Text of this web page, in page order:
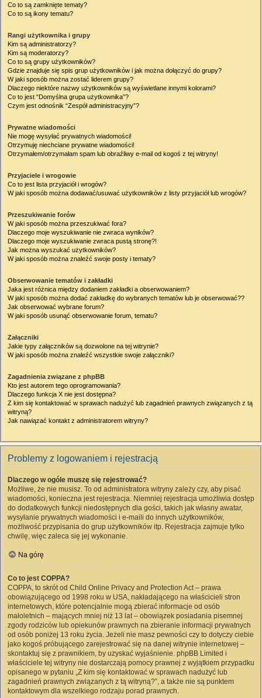
Co to są zamknięte tematy?
Co to są ikony tematu?
Rangi użytkownika i grupy
Kim są administratorzy?
Kim są moderatorzy?
Co to są grupy użytkowników?
Gdzie znajduje się spis grup użytkowników i jak można dołączyć do grupy?
W jaki sposób można zostać liderem grupy?
Dlaczego niektóre nazwy użytkowników są wyświetlane innymi kolorami?
Co to jest “Domyślna grupa użytkownika”?
Czym jest odnośnik “Zespół administracyjny”?
Prywatne wiadomości
Nie mogę wysyłać prywatnych wiadomości!
Otrzymuję niechciane prywatne wiadomości!
Otrzymałem/otrzymałam spam lub obraźliwy e-mail od kogoś z tej witryny!
Przyjaciele i wrogowie
Co to jest lista przyjaciół i wrogów?
W jaki sposób można dodawać/usuwać użytkowników z listy przyjaciół lub wrogów?
Przeszukiwanie forów
W jaki sposób można przeszukiwać fora?
Dlaczego moje wyszukiwanie nie zwraca wyników?
Dlaczego moje wyszukiwanie zwraca pustą stronę?!
Jak można wyszukać użytkowników?
W jaki sposób można znaleźć swoje posty i tematy?
Obserwowanie tematów i zakładki
Jaka jest różnica między dodaniem zakładki a obserwowaniem?
W jaki sposób można dodać zakładkę do wybranych tematów lub je obserwować??
Jak obserwować wybrane forum?
W jaki sposób usunąć obserwowanie forum, tematu?
Załączniki
Jakie typy załączników są dozwolone na tej witrynie?
W jaki sposób można znaleźć wszystkie swoje załączniki?
Zagadnienia związane z phpBB
Kto jest autorem tego oprogramowania?
Dlaczego funkcja X nie jest dostępna?
Z kim się kontaktować w sprawach nadużyć lub zagadnień prawnych związanych z tą
witryną?
Jak nawiązać kontakt z administratorem witryny?
Problemy z logowaniem i rejestracją
Dlaczego w ogóle muszę się rejestrować?
Możliwe, że nie musisz. To od administratora witryny zależy czy, aby pisać
wiadomości, konieczna jest rejestracja. Niemniej rejestracja umożliwia dostęp
do dodatkowych funkcji niedostępnych dla gości, takich jak własny awatar,
wysyłanie prywatnych wiadomości i e-maili do innych użytkowników,
możliwość przypisania do grup użytkowników itp. Rejestracja zajmuje tylko
chwilę, więc zaleca się jej wykonanie.
Na górę
Co to jest COPPA?
COPPA, to skrót od Child Online Privacy and Protection Act – prawa
obowiązującego od 1998 roku w USA, nakładającego na właścicieli stron
internetowych, które potencjalnie mogą zbierać informacje od osób
małoletnich – mających mniej niż 13 lat – obowiązek posiadania pisemnej
zgody rodziców lub opiekunów prawnych na zbieranie informacji prywatnych
od osób poniżej 13 roku życia. Jeżeli nie masz pewności czy to dotyczy ciebie
jako kogoś próbującego zarejestrować się na danej witrynie internetowej –
skontaktuj się z prawnikiem, by uzyskać wyjaśnienie. phpBB Limited i
właściciele tej witryny nie dostarczają pomocy prawnej z wyjątkiem przypadku
opisanego w pytaniu „Z kim się kontaktować w sprawach nadużyć lub
zagadnień prawnych związanych z tą witryną?”, a także nie są punktem
kontaktowym dla wszelkiego rodzaju porad prawnych.